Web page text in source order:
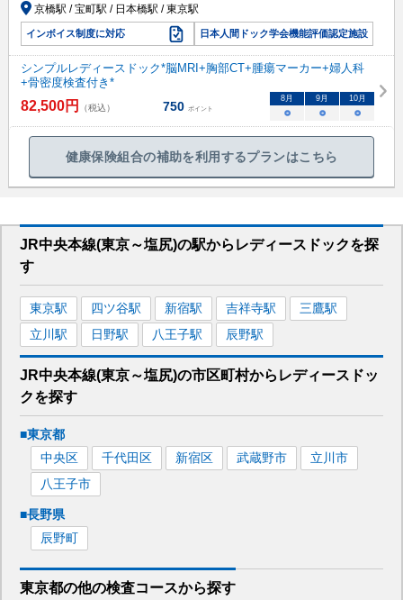
京橋駅 / 宝町駅 / 日本橋駅 / 東京駅
インボイス制度に対応 日本人間ドック学会機能評価認定施設
シンプルレディースドック*脳MRI+胸部CT+腫瘍マーカー+婦人科
+骨密度検査付き*
82,500円 （税込） 750 ポイント
8 月 9 月 10月
○ ○ ○
健康保険組合の補助を利用するプランはこちら
JR中央本線(東京～塩尻)の駅から レディースドックを探
す
東京駅 四ツ谷駅 新宿駅 吉祥寺駅 三鷹駅
立川駅 日野駅 八王子駅 辰野駅
JR中央本線(東京～塩尻)の市区町村から レディースドッ
クを探す
■東京都
中央区
千代田区 新宿区 武蔵野市
立川市
八王子市
■長野県
辰野町
東京都の他の検査コースから探す